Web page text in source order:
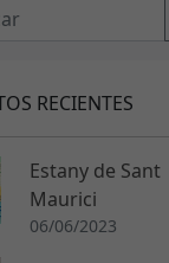
RECIENTES
Estany de Sant
Maurici
06/06/2023